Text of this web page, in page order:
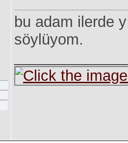
bu adam ilerde
söylüyom.